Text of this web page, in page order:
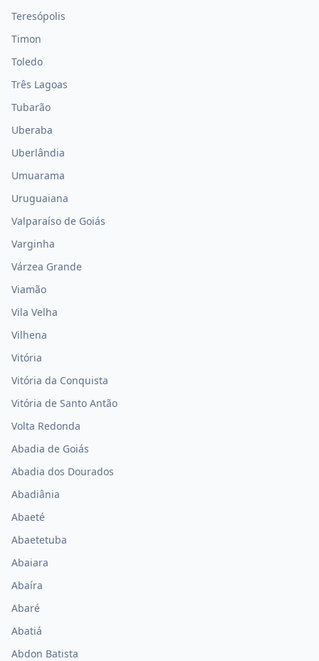
Teresópolis
Timon
Toledo
Três Lagoas
Tubarão
Uberaba
Uberlândia
Umuarama
Uruguaiana
Valparaíso de Goiás
Varginha
Várzea Grande
Viamão
Vila Velha
Vilhena
Vitória
Vitória da Conquista
Vitória de Santo Antão
Volta Redonda
Abadia de Goiás
Abadia dos Dourados
Abadiânia
Abaeté
Abaetetuba
Abaiara
Abaíra
Abaré
Abatiá
Abdon Batista